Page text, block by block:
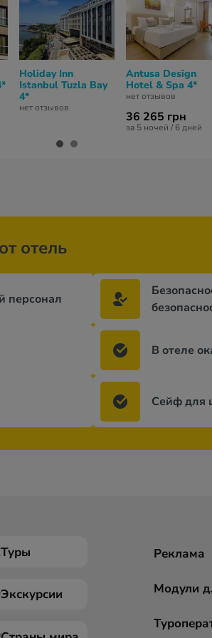
Holiday Inn
Istanbul Tuzla Bay
4*
нет отзывов
Antusa Design
Hotel & Spa 4*
нет отзывов
36 265 грн
за 5 ночей / 6 дней
отель
персонал
В отеле
Сейф для
Туры
Экскурсии
Реклама
Модули